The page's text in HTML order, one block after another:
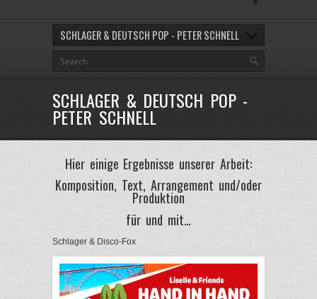
SCHLAGER & DEUTSCH POP - PETER SCHNELL
SCHLAGER & DEUTSCH POP -
PETER SCHNELL
Hier einige Ergebnisse unserer Arbeit:
Komposition, Text, Arrangement und/oder
Produktion
für und mit…
Schlager & Disco-Fox